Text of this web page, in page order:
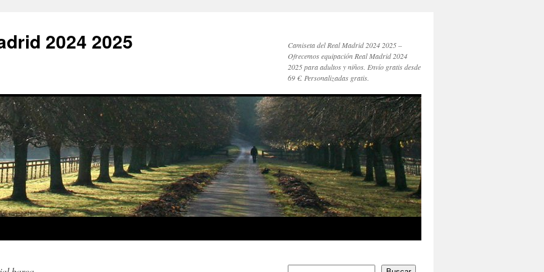
2024 2025
Camiseta del Real Madrid 2024 2025 –
Ofrecemos equipación Real Madrid 2024
2025 para adultos y niños. Envío gratis desde
69 €. Personalizadas gratis.